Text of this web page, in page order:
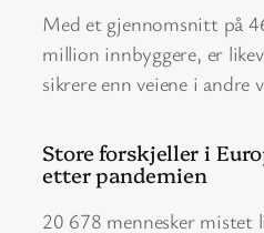
Med et gjennomsnitt på
million innbyggere, er
sikrere enn veiene i andre
Store forskjeller i
etter pandemien
20 678 mennesker mistet